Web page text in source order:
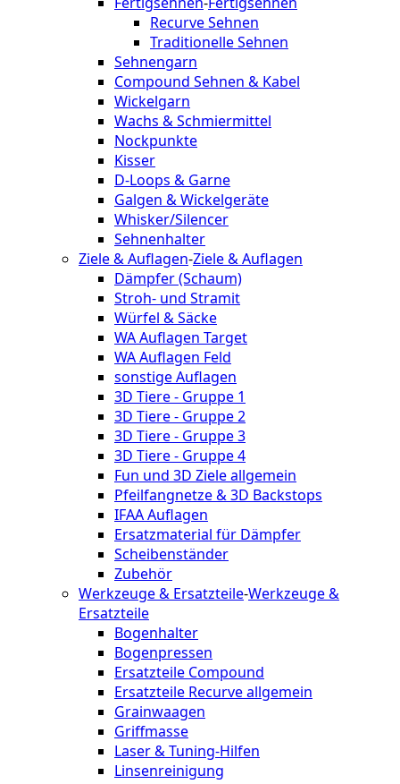
Recurve Sehnen
Traditionelle Sehnen
Sehnengarn
Compound Sehnen & Kabel
Wickelgarn
Wachs & Schmiermittel
Nockpunkte
Kisser
D-Loops & Garne
Galgen & Wickelgeräte
Whisker/Silencer
Sehnenhalter
Ziele & Auflagen-Ziele & Auflagen
Dämpfer (Schaum)
Stroh- und Stramit
Würfel & Säcke
WA Auflagen Target
WA Auflagen Feld
sonstige Auflagen
3D Tiere - Gruppe 1
3D Tiere - Gruppe 2
3D Tiere - Gruppe 3
3D Tiere - Gruppe 4
Fun und 3D Ziele allgemein
Pfeilfangnetze & 3D Backstops
IFAA Auflagen
Ersatzmaterial für Dämpfer
Scheibenständer
Zubehör
Werkzeuge & Ersatzteile-Werkzeuge &
Ersatzteile
Bogenhalter
Bogenpressen
Ersatzteile Compound
Ersatzteile Recurve allgemein
Grainwaagen
Griffmasse
Laser & Tuning-Hilfen
Linsenreinigung